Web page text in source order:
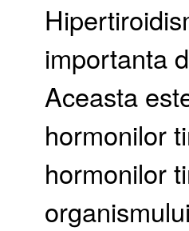
importanta
Aceasta
hormonilor
hormonilor